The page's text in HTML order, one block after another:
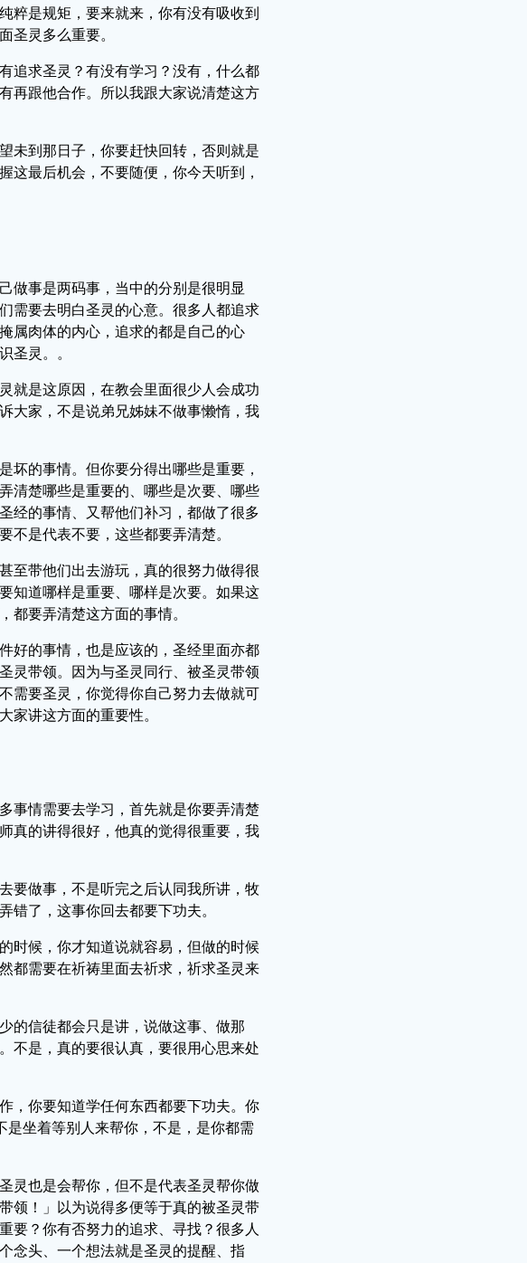
粹是规矩，要来就来，你有没有吸收到
圣灵多么重要。
追求圣灵？有没有学习？没有，什么都
再跟他合作。所以我跟大家说清楚这方
未到那日子，你要赶快回转，否则就是
这最后机会，不要随便，你今天听到，
做事是两码事，当中的分别是很明显
需要去明白圣灵的心意。很多人都追求
属肉体的内心，追求的都是自己的心
圣灵。。
就是这原因，在教会里面很少人会成功
大家，不是说弟兄姊妹不做事懒惰，我
坏的事情。但你要分得出哪些是重要，
清楚哪些是重要的、哪些是次要、哪些
经的事情、又帮他们补习，都做了很多
不是代表不要，这些都要弄清楚。
至带他们出去游玩，真的很努力做得很
知道哪样是重要、哪样是次要。如果这
都要弄清楚这方面的事情。
好的事情，也是应该的，圣经里面亦都
灵带领。因为与圣灵同行、被圣灵带领
需要圣灵，你觉得你自己努力去做就可
家讲这方面的重要性。
事情需要去学习，首先就是你要弄清楚
真的讲得很好，他真的觉得很重要，我
要做事，不是听完之后认同我所讲，牧
错了，这事你回去都要下功夫。
时候，你才知道说就容易，但做的时候
都需要在祈祷里面去祈求，祈求圣灵来
的信徒都会只是讲，说做这事、做那
不是，真的要很认真，要很用心思来处
，你要知道学任何东西都要下功夫。你
坐着等别人来帮你，不是，是你都需
灵也是会帮你，但不是代表圣灵帮你做
领！」以为说得多便等于真的被圣灵带
要？你有否努力的追求、寻找？很多人
念头、一个想法就是圣灵的提醒、指